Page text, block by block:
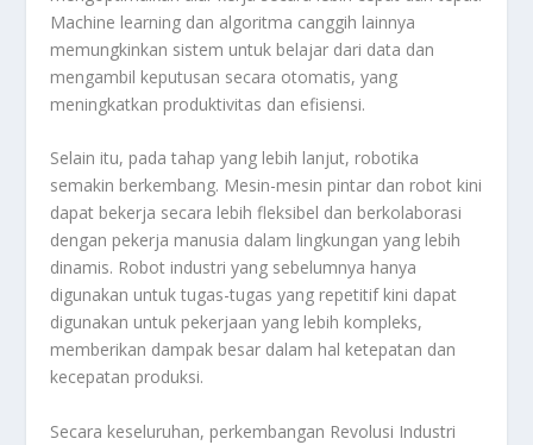
Machine learning dan algoritma canggih lainnya
memungkinkan sistem untuk belajar dari data dan
mengambil keputusan secara otomatis, yang
meningkatkan produktivitas dan efisiensi.
Selain itu, pada tahap yang lebih lanjut, robotika
semakin berkembang. Mesin-mesin pintar dan robot kini
dapat bekerja secara lebih fleksibel dan berkolaborasi
dengan pekerja manusia dalam lingkungan yang lebih
dinamis. Robot industri yang sebelumnya hanya
digunakan untuk tugas-tugas yang repetitif kini dapat
digunakan untuk pekerjaan yang lebih kompleks,
memberikan dampak besar dalam hal ketepatan dan
kecepatan produksi.
Secara keseluruhan, perkembangan Revolusi Industri